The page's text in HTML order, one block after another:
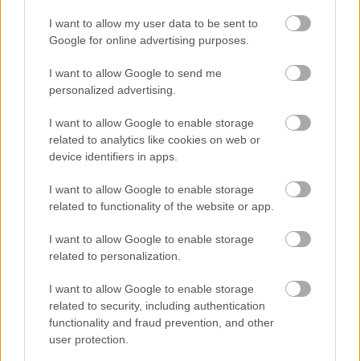
I want to allow my user data to be sent to
Google for online advertising purposes.
I want to allow Google to send me
personalized advertising.
I want to allow Google to enable storage
related to analytics like cookies on web or
device identifiers in apps.
I want to allow Google to enable storage
related to functionality of the website or app.
I want to allow Google to enable storage
related to personalization.
I want to allow Google to enable storage
related to security, including authentication
functionality and fraud prevention, and other
user protection.
nagyon jó lesz
A Discord és a Microsoft összehozott egy
teljesen új Game Pass csomagot, aminek sokan
fognak örülni.
Unmute Loaded:
A Microsoft és a Discord hivatalosan is bejelentette új
együttműködését, amelynek részeként érkezik az Xbox
Az új csomag aDiscord Nitro előfizetői számára
elérhető extra költség nélkül, miközben a Nitro ára
változatlan marad, tehát havi 10 dollár vagy éves szinten